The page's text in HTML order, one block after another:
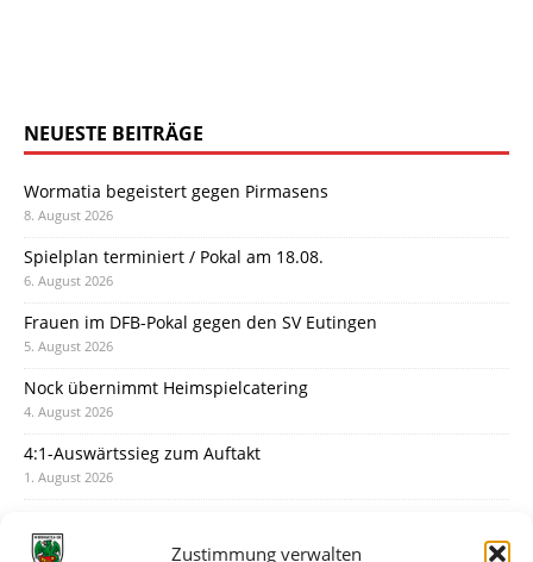
Zustimmung verwalten
NEUESTE BEITRÄGE
Wormatia begeistert gegen Pirmasens
8. August 2026
Spielplan terminiert / Pokal am 18.08.
6. August 2026
Frauen im DFB-Pokal gegen den SV Eutingen
5. August 2026
Nock übernimmt Heimspielcatering
4. August 2026
4:1-Auswärtssieg zum Auftakt
1. August 2026
31. Juli 2026